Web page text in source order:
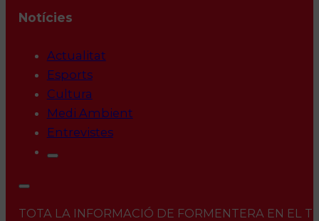
Notícies
Actualitat
Esports
Cultura
Medi Ambient
Entrevistes
TOTA LA INFORMACIÓ DE FORMENTERA EN EL